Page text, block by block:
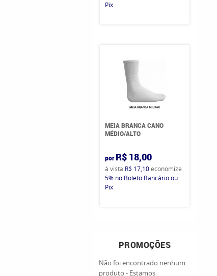
Pix
MEIA BRANCA CANO
MÉDIO/ALTO
por R$ 18,00
à vista R$ 17,10economize
5% no Boleto Bancário ou
Pix
PROMOÇÕES
Não foi encontrado nenhum
produto - Estamos